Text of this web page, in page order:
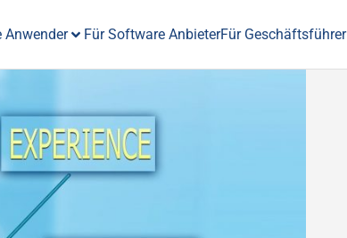
Anwender Für Software AnbieterFür Geschäftsführer